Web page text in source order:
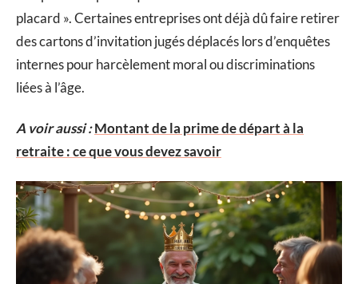
placard ». Certaines entreprises ont déjà dû faire retirer
des cartons d’invitation jugés déplacés lors d’enquêtes
internes pour harcèlement moral ou discriminations
liées à l’âge.
A voir aussi :Montant de la prime de départ à la
retraite : ce que vous devez savoir